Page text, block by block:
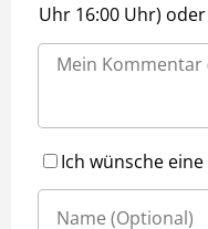
Uhr 16:00 Uhr)
Ich wünsche